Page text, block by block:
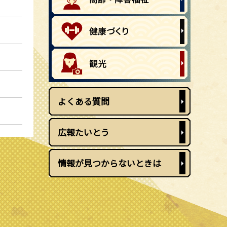
よくある質問
広報たいとう
情報が見つからないときは